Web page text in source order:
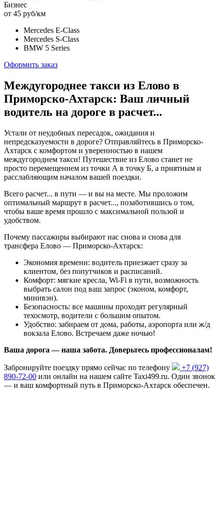
Бизнес
от 45 руб/км
Mercedes E-Class
Mercedes S-Class
BMW 5 Series
Оформить заказ
Междугороднее такси из Елово в
Приморско-Ахтарск: Ваш личный
водитель на дороге в расчет...
Устали от неудобных пересадок, ожидания и
непредсказуемости в дороге? Отправляйтесь в Приморско-
Ахтарск с комфортом и уверенностью в нашем
междугороднем такси! Путешествие из Елово станет не
просто перемещением из точки А в точку Б, а приятным и
расслабляющим началом вашей поездки.
Всего расчет... в пути — и вы на месте. Мы проложим
оптимальный маршрут в расчет..., позаботившись о том,
чтобы ваше время прошло с максимальной пользой и
удобством.
Почему пассажиры выбирают нас снова и снова для
трансфера Елово — Приморско-Ахтарск:
Экономия времени: водитель приезжает сразу за
клиентом, без попутчиков и расписаний.
Комфорт: мягкие кресла, Wi-Fi в пути, возможность
выбрать салон под ваш запрос (эконом, комфорт,
минивэн).
Безопасность: все машины проходят регулярный
техосмотр, водители с большим опытом.
Удобство: забираем от дома, работы, аэропорта или ж/д
вокзала Елово. Встречаем даже ночью!
Ваша дорога — наша забота. Доверьтесь профессионалам!
Забронируйте поездку прямо сейчас по телефону
+7 (927)
890-72-00 или онлайн на нашем сайте Taxi499.ru. Один звонок
— и ваш комфортный путь в Приморско-Ахтарск обеспечен.